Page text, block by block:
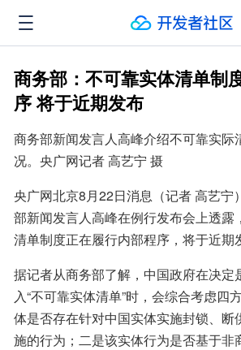
商务部：不可靠实体清单制
序 将于近期发布
商务部新闻发言人高峰介绍不可靠实际
况。央广网记者 高艺宁 摄
央广网北京8月22日消息（记者 高艺宁
部新闻发言人高峰在例行发布会上透露
清单制度正在履行内部程序，将于近期
据记者从商务部了解，中国政府在决定
入“不可靠实体清单”时，会综合考虑四
体是否存在针对中国实体实施封锁、断
施的行为；二是该实体行为是否基于非